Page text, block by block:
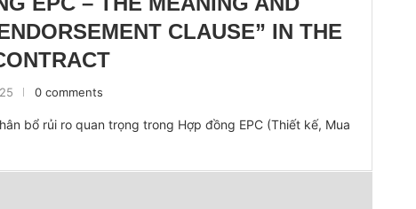
CLAUSE” IN THE
0 comments
bổ rủi ro quan trọng trong Hợp đồng EPC (Thiết kế, Mua